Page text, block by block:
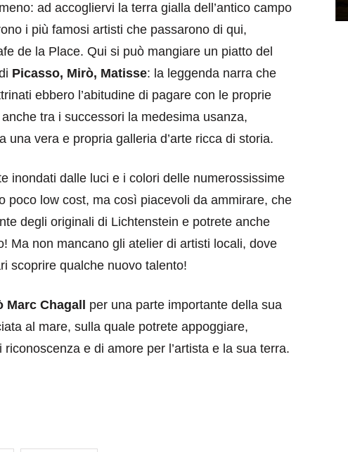
ad accogliervi la terra gialla dell’antico campo
i più famosi artisti che passarono di qui,
de la Place. Qui si può mangiare un piatto del
Picasso, Mirò, Matisse: la leggenda narra che
ebbero l’abitudine di pagare con le proprie
tra i successori la medesima usanza,
vera e propria galleria d’arte ricca di storia.
inondati dalle luci e i colori delle numerossissime
poco low cost, ma così piacevoli da ammirare, che
degli originali di Lichtenstein e potrete anche
Ma non mancano gli atelier di artisti locali, dove
scoprire qualche nuovo talento!
Marc Chagall
per una parte importante della sua
al mare, sulla quale potrete appoggiare,
e di amore per l’artista e la sua terra.